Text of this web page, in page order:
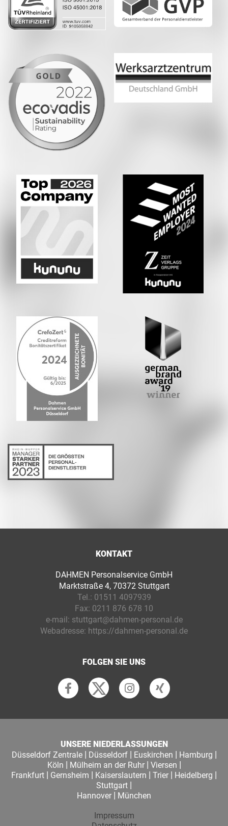
KONTAKT
DAHMEN Personalservice GmbH
Marktstraße 4, 70372 Stuttgart
Tel.: 01511 4097939
Fax: 0211 876 678 10
e-mail: stuttgart@dahmen-personal.de
Webadresse: https://dahmen-personal.de
FOLGEN SIE UNS
UNSERE NIEDERLASSUNGEN
Düsseldorf Zentrale| Düsseldorf| Euskirchen | Hamburg |
Köln | Mülheim an der Ruhr| Viersen |
Frankfurt | Gernsheim | Kaiserslautern | Trier | Heidelberg |
Stuttgart |
Hannover | München
Impressum